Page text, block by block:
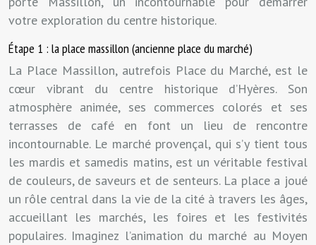
votre exploration du centre historique.
Étape 1 : la place massillon (ancienne place du marché)
La Place Massillon, autrefois Place du Marché, est le
cœur vibrant du centre historique d’Hyères. Son
atmosphère animée, ses commerces colorés et ses
terrasses de café en font un lieu de rencontre
incontournable. Le marché provençal, qui s’y tient tous
les mardis et samedis matins, est un véritable festival
de couleurs, de saveurs et de senteurs. La place a joué
un rôle central dans la vie de la cité à travers les âges,
accueillant les marchés, les foires et les festivités
populaires. Imaginez l’animation du marché au Moyen